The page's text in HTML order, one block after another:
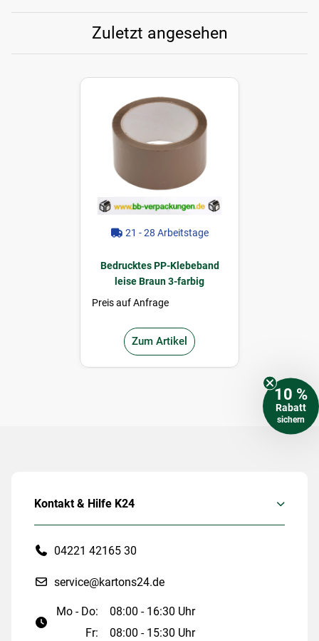
Zuletzt angesehen
21 - 28 Arbeitstage
Bedrucktes PP-Klebeband
leise Braun 3-farbig
Preis auf Anfrage
Zum Artikel
Kontakt & Hilfe K24
04221 42165 30
service@kartons24.de
Mo - Do:
08:00 - 16:30 Uhr
Fr:
08:00 - 15:30 Uhr
10 %
Rabatt
sichern